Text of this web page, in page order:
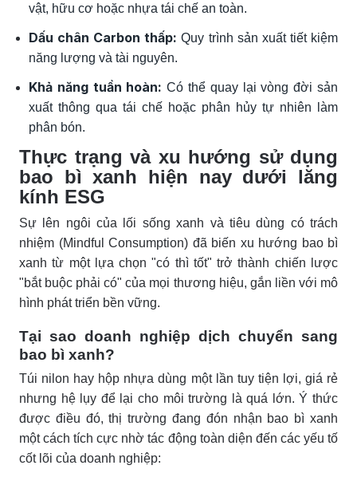
vật, hữu cơ hoặc nhựa tái chế an toàn.
Dấu chân Carbon thấp: Quy trình sản xuất tiết kiệm
năng lượng và tài nguyên.
Khả năng tuần hoàn: Có thể quay lại vòng đời sản
xuất thông qua tái chế hoặc phân hủy tự nhiên làm
phân bón.
Thực trạng và xu hướng sử dụng
bao bì xanh hiện nay dưới lăng
kính ESG
Sự lên ngôi của lối sống xanh và tiêu dùng có trách
nhiệm (Mindful Consumption) đã biến xu hướng bao bì
xanh từ một lựa chọn "có thì tốt" trở thành chiến lược
"bắt buộc phải có" của mọi thương hiệu, gắn liền với mô
hình phát triển bền vững.
Tại sao doanh nghiệp dịch chuyển sang
bao bì xanh?
Túi nilon hay hộp nhựa dùng một lần tuy tiện lợi, giá rẻ
nhưng hệ lụy để lại cho môi trường là quá lớn. Ý thức
được điều đó, thị trường đang đón nhận bao bì xanh
một cách tích cực nhờ tác động toàn diện đến các yếu tố
cốt lõi của doanh nghiệp: